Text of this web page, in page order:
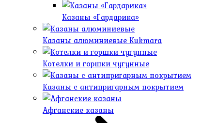
Казаны «Гардарика»
Казаны алюминиевые Kukmara
Котелки и горшки чугунные
Казаны с антипригарным покрытием
Афганские казаны